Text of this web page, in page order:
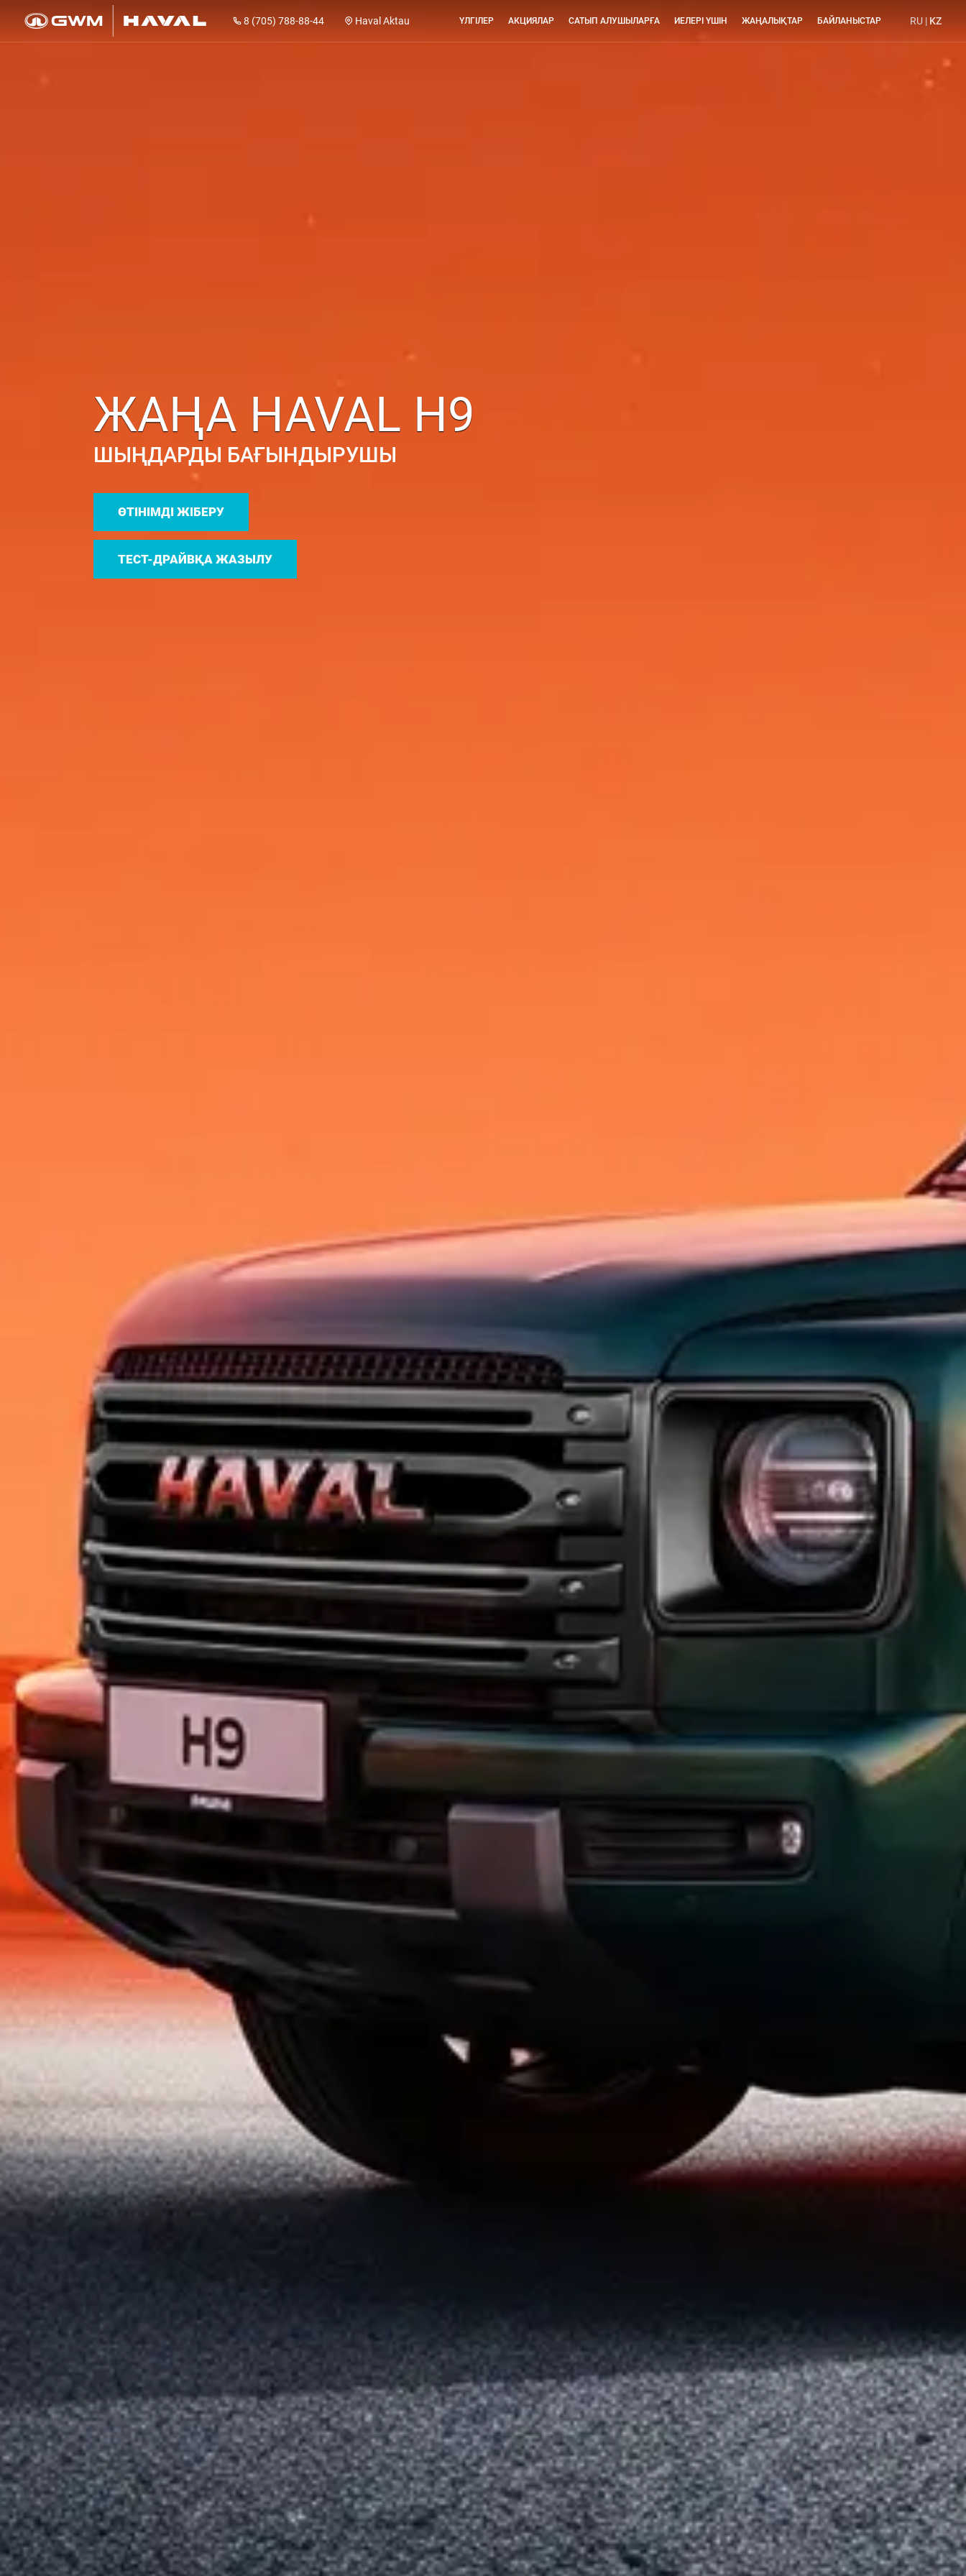
8 (705) 788-88-44 Haval Aktau ҮЛГІЛЕР АКЦИЯЛАР САТЫП АЛУШЫЛАРҒА ИЕЛЕРІ ҮШІН ЖАҢАЛЫҚТАР БАЙЛАНЫСТАР RU | KZ
ӨТІНІМДІ ЖІБЕРУ
ТЕСТ-ДРАЙВҚА ЖАЗЫЛУ